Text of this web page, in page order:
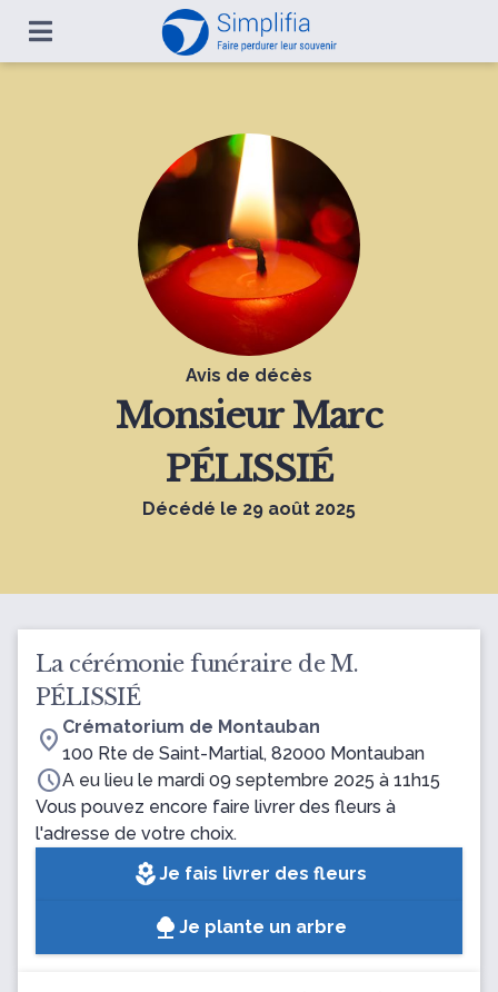
Avis de décès
MonsieurMarc
PÉLISSIÉ
Décédé le 29 août 2025
La cérémonie funéraire de M.
PÉLISSIÉ
location_on Crématorium de Montauban
100 Rte de Saint-Martial, 82000 Montauban
scheduleA eu lieu le mardi 09 septembre 2025 à 11h15
Vous pouvez encore faire livrer des fleurs à
l'adresse de votre choix.
local_floristJe fais livrer des fleurs
Je plante un arbre